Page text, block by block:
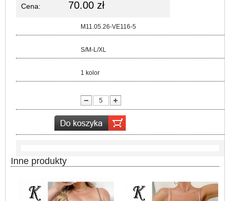
Cena: 70.00 zł
M11.05.26-VE116-5
S/M-L/XL
1 kolor
Inne produkty